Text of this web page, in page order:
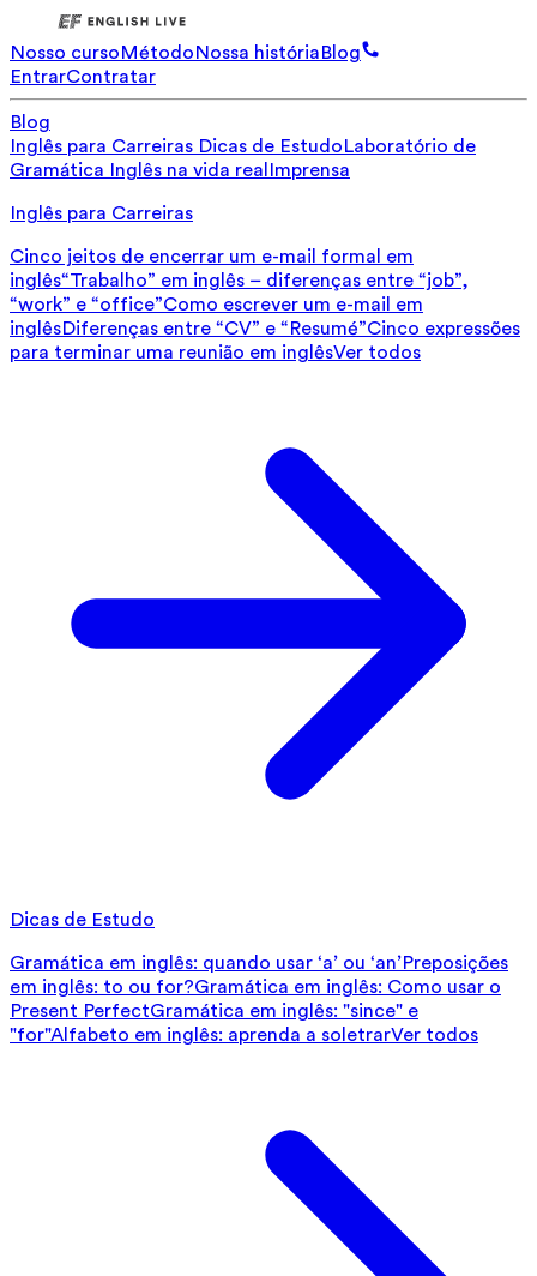
Nosso cursoMétodoNossa históriaBlog
EntrarContratar
Blog
Inglês para Carreiras Dicas de EstudoLaboratório de
Gramática Inglês na vida real Imprensa
Inglês para Carreiras
Cinco jeitos de encerrar um e-mail formal em
inglês“Trabalho” em inglês – diferenças entre “job”,
“work” e “office”Como escrever um e-mail em
inglêsDiferenças entre “CV” e “Resumé”Cinco expressões
para terminar uma reunião em inglêsVer todos
Dicas de Estudo
Gramática em inglês: quando usar ‘a’ ou ‘an’Preposições
em inglês: to ou for?Gramática em inglês: Como usar o
Present PerfectGramática em inglês: "since" e
"for"Alfabeto em inglês: aprenda a soletrarVer todos